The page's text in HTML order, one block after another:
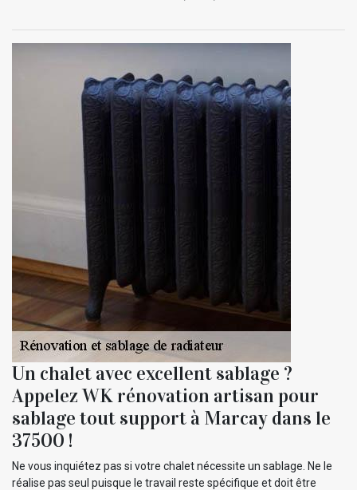
Un chalet avec excellent sablage ?
Appelez WK rénovation artisan pour
sablage tout support à Marcay dans le
37500 !
Ne vous inquiétez pas si votre chalet nécessite un sablage. Ne le
réalise pas seul puisque le travail reste spécifique et doit être